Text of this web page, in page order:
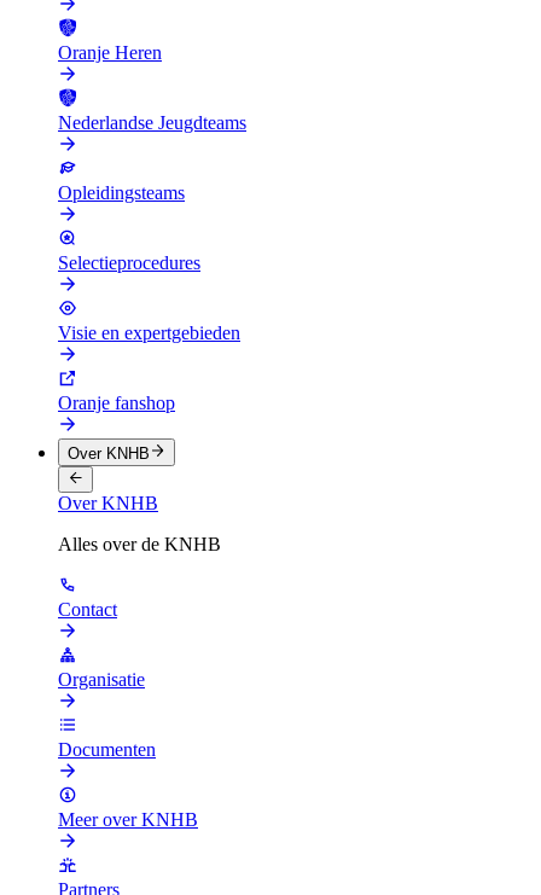
Oranje Heren
Nederlandse Jeugdteams
Opleidingsteams
Selectieprocedures
Visie en expertgebieden
Oranje fanshop
Over KNHB
Over KNHB
Alles over de KNHB
Contact
Organisatie
Documenten
Meer over KNHB
Partners